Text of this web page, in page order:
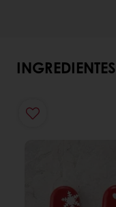
INGREDIENTES